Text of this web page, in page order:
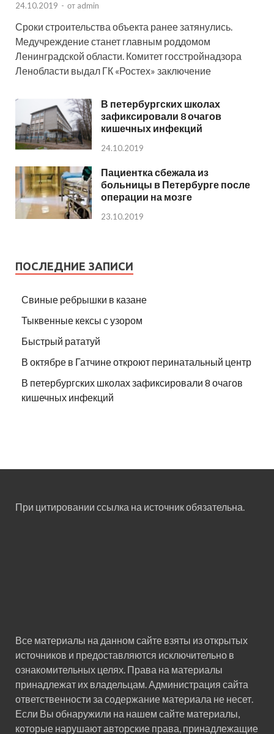
24.10.2019 - от admin
Сроки строительства объекта ранее затянулись.
Медучреждение станет главным роддомом
Ленинградской области. Комитет госстройнадзора
Ленобласти выдал ГК «Ростех» заключение
В петербургских школах
зафиксировали 8 очагов
кишечных инфекций
24.10.2019
Пациентка сбежала из
больницы в Петербурге после
операции на мозге
23.10.2019
ПОСЛЕДНИЕ ЗАПИСИ
Свиные ребрышки в казане
Тыквенные кексы с узором
Быстрый рататуй
В октябре в Гатчине откроют перинатальный центр
В петербургских школах зафиксировали 8 очагов
кишечных инфекций
При цитировании ссылка на источник обязательна.
Все материалы на данном сайте взяты из открытых
источников и предоставляются исключительно в
ознакомительных целях. Права на материалы
принадлежат их владельцам. Администрация сайта
ответственности за содержание материала не несет.
Если Вы обнаружили на нашем сайте материалы,
которые нарушают авторские права, принадлежащие